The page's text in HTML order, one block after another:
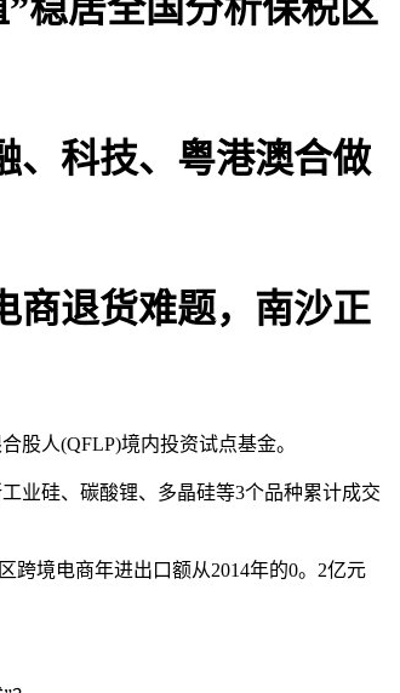
科技、粤港澳合做
退货难题，南沙正
人(QFLP)境内投资试点基金。
业硅、碳酸锂、多晶硅等3个品种累计成交
境电商年进出口额从2014年的0。2亿元